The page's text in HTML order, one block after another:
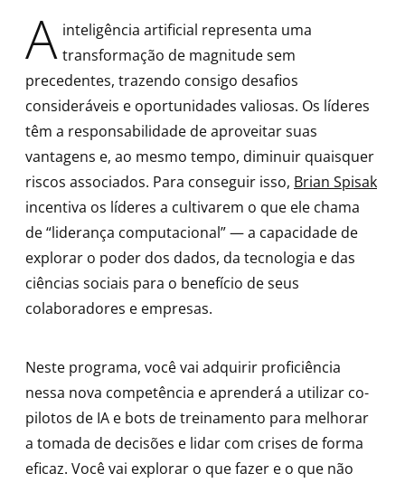
A inteligência artificial representa uma
transformação de magnitude sem
precedentes, trazendo consigo desafios
consideráveis e oportunidades valiosas. Os líderes
têm a responsabilidade de aproveitar suas
vantagens e, ao mesmo tempo, diminuir quaisquer
riscos associados. Para conseguir isso, Brian Spisak
incentiva os líderes a cultivarem o que ele chama
de “liderança computacional” — a capacidade de
explorar o poder dos dados, da tecnologia e das
ciências sociais para o benefício de seus
colaboradores e empresas.
Neste programa, você vai adquirir proficiência
nessa nova competência e aprenderá a utilizar co-
pilotos de IA e bots de treinamento para melhorar
a tomada de decisões e lidar com crises de forma
eficaz. Você vai explorar o que fazer e o que não